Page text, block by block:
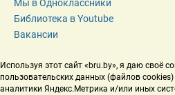
Мы в Одноклассники
Библиотека в Youtube
Вакансии
Используя этот сайт «bru.by», я даю своё
пользовательских данных (файлов
аналитики Яндекс.Метрика и/или иных